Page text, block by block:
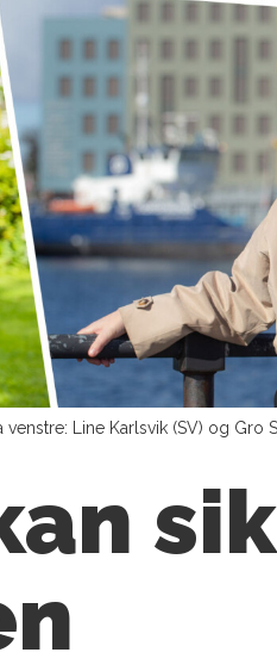
Line Karlsvik (SV) og Gro